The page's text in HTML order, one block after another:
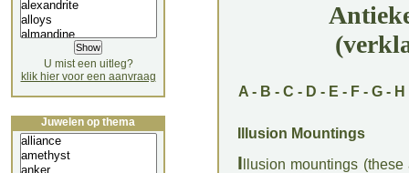
A - B - C - D - E - F - G - H
Illusion Mountings
I llusion mountings
U mist een uitleg?
klik hier voor een aanvraag
Juwelen op thema